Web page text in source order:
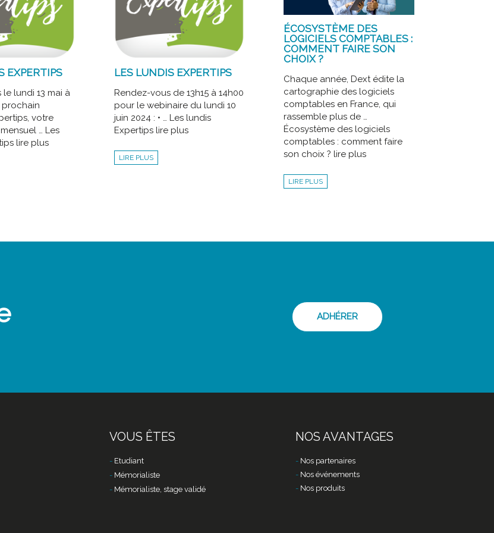
EXPERTIPS
lundi 13 mai à
prochain
votre
… Les
lire plus
LES LUNDIS EXPERTIPS
Rendez-vous de 13h15 à 14h00
pour le webinaire du lundi 10
juin 2024 : • … Les lundis
Expertips lire plus
LIRE PLUS
ÉCOSYSTÈME DES
LOGICIELS COMPTABLES :
COMMENT FAIRE SON
CHOIX ?
Chaque année, Dext édite la
cartographie des logiciels
comptables en France, qui
rassemble plus de …
Écosystème des logiciels
comptables : comment faire
son choix ? lire plus
LIRE PLUS
ADHÉRER
VOUS ÊTES
Etudiant
Mémorialiste
Mémorialiste, stage validé
NOS AVANTAGES
Nos partenaires
Nos événements
Nos produits